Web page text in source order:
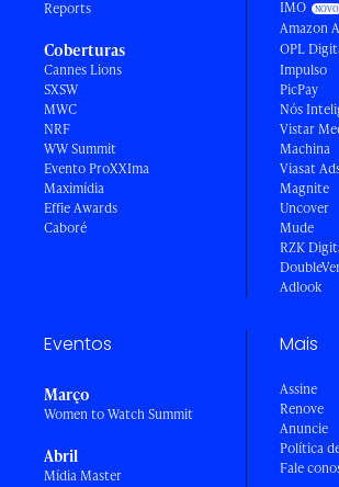
Reports
Coberturas
Cannes Lions
SXSW
MWC
NRF
WW Summit
Evento ProXXIma
Maximídia
Effie Awards
Caboré
IMO
Amazon
OPL
Impulso
PicPay
Nós
Vistar
Machina
Viasat
Magnite
Uncover
Mude
RZK
Adlook
Eventos
Março
Women to Watch Summit
Abril
Mídia Master
Mais
Assine
Renove
Anuncie
Política
Fale